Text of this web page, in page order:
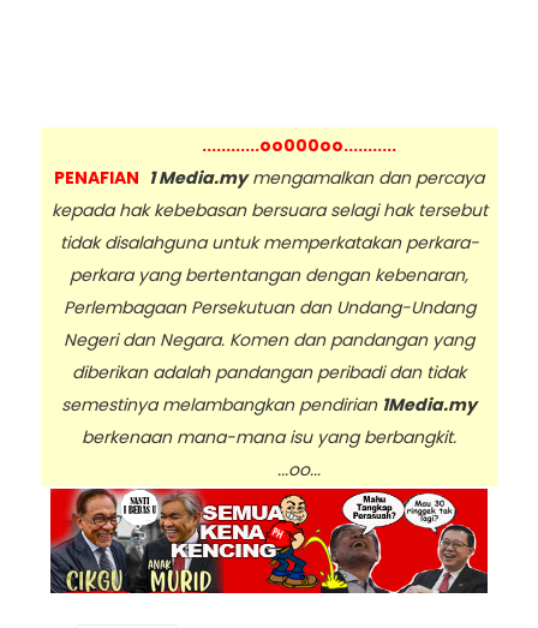
............oo000oo...........
PENAFIAN 1 Media.mymengamalkan dan percaya
kepada hak kebebasan bersuara selagi hak tersebut
tidak disalahguna untuk memperkatakan perkara-
perkara yang bertentangan dengan kebenaran,
Perlembagaan Persekutuan dan Undang-Undang
Negeri dan Negara. Komen dan pandangan yang
diberikan adalah pandangan peribadi dan tidak
semestinya melambangkan pendirian 1Media.my
berkenaan mana-mana isu yang berbangkit.
...oo...